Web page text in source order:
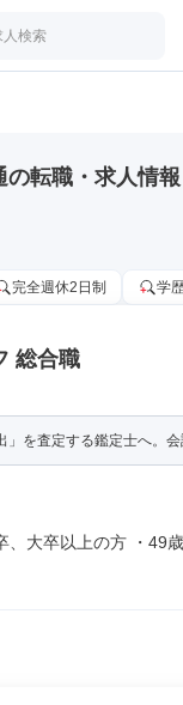
人検索
転職・求人情報
完全週休2日制 学
総合職
を査定する鑑定士へ。
大卒以上の方 ・49歳